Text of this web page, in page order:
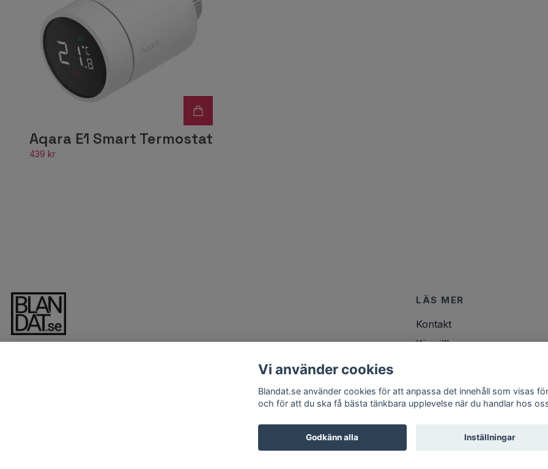
Aqara E1 Smart Termostat
439 kr
LÄS MER
Kontakt
Köpvillkor
Vi använder cookies
Blandat.se använder cookies för att anpassa det innehåll som visas
och för att du ska få bästa tänkbara upplevelse när du handlar hos
Godkänn alla Inställningar